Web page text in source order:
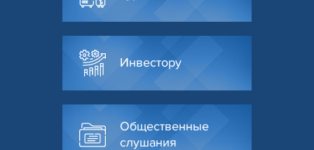
Инвестору
Общественные
слушания